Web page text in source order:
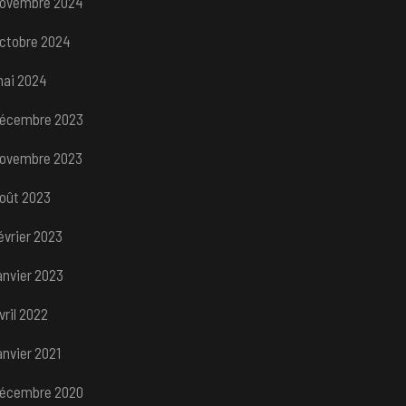
2024
2024
2023
2023
2023
2023
2023
2022
2021
2020